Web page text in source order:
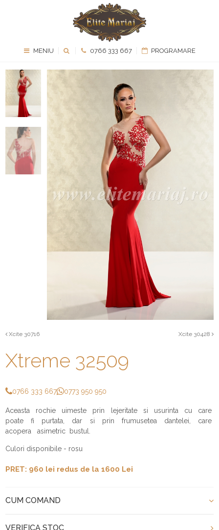
MENIU 0766 333 667 PROGRAMARE
Xcite 30716 Xcite 30428
Xtreme 32509
0766 333 667 0773 950 950
Aceasta rochie uimeste prin lejeritate si usurinta cu care
poate fi purtata, dar si prin frumusetea dantelei, care
acopera asimetric bustul.
Culori disponibile - rosu
PRET: 960 lei redus de la 1600 Lei
CUM COMAND
VERIFICA STOC